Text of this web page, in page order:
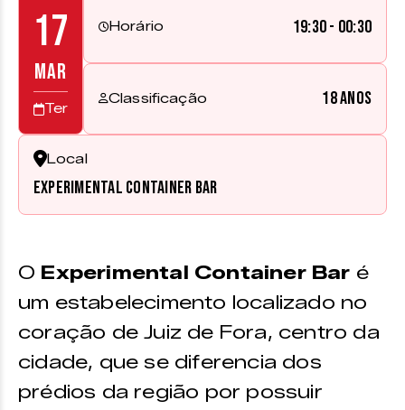
17
MAR
Ter
Horário 19:30 - 00:30
Classificação 18 anos
Local
Experimental Container Bar
O Experimental Container Bar é
um estabelecimento localizado no
coração de Juiz de Fora, centro da
cidade, que se diferencia dos
prédios da região por possuir